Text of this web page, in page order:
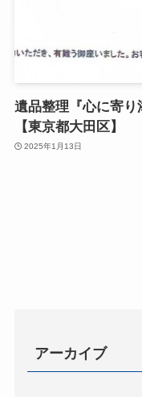
遺品整理『心に寄り
【東京都大田区】
2025年1月13日
アーカイブ